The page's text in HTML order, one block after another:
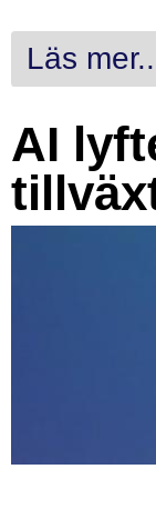
Läs
AI